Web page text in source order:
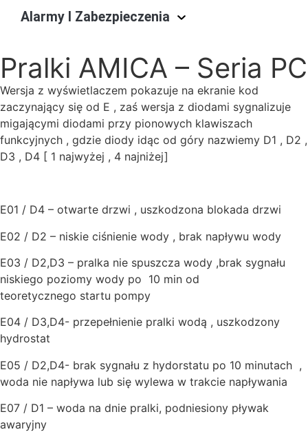
Alarmy I Zabezpieczenia
Pralki AMICA – Seria PC
Wersja z wyświetlaczem pokazuje na ekranie kod
zaczynający się od E , zaś wersja z diodami sygnalizuje
migającymi diodami przy pionowych klawiszach
funkcyjnych , gdzie diody idąc od góry nazwiemy D1 , D2 ,
D3 , D4 [ 1 najwyżej , 4 najniżej]
E01 / D4 – otwarte drzwi , uszkodzona blokada drzwi
E02 / D2 – niskie ciśnienie wody , brak napływu wody
E03 / D2,D3 – pralka nie spuszcza wody ,brak sygnału
niskiego poziomy wody po 10 min od
teoretycznego startu pompy
E04 / D3,D4- przepełnienie pralki wodą , uszkodzony
hydrostat
E05 / D2,D4- brak sygnału z hydorstatu po 10 minutach ,
woda nie napływa lub się wylewa w trakcie napływania
E07 / D1 – woda na dnie pralki, podniesiony pływak
awaryjny